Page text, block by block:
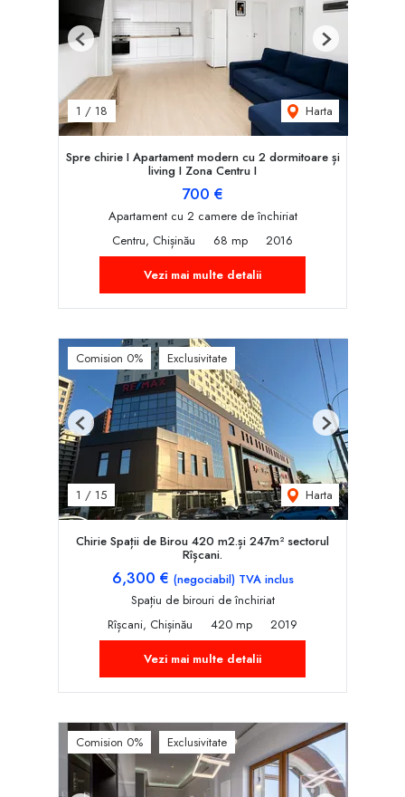
1 / 18 Harta
Previous Next
Spre chirie I Apartament modern cu 2 dormitoare și
living I Zona Centru I
700 €
Apartament cu 2 camere de închiriat
Centru, Chișinău
68 mp
2016
Vezi mai multe detalii
Comision 0% Exclusivitate
1 / 15 Harta
Previous Next
Chirie Spații de Birou 420 m2.și 247m² sectorul
Rîșcani.
6,300 € (negociabil) TVA inclus
Spațiu de birouri de închiriat
Rîșcani, Chișinău
420 mp
2019
Vezi mai multe detalii
Comision 0% Exclusivitate